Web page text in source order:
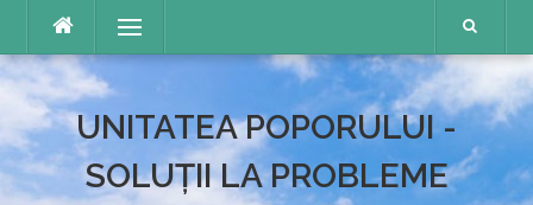
conținut
Meniu
UNITATEA POPORULUI -
SOLUȚII LA PROBLEME